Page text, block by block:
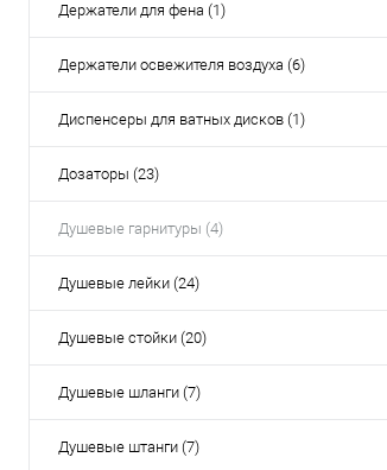
Держатели для фена (1)
Держатели освежителя воздуха (6)
Диспенсеры для ватных дисков (1)
Дозаторы (23)
Душевые гарнитуры (4)
Душевые лейки (24)
Душевые стойки (20)
Душевые шланги (7)
Душевые штанги (7)